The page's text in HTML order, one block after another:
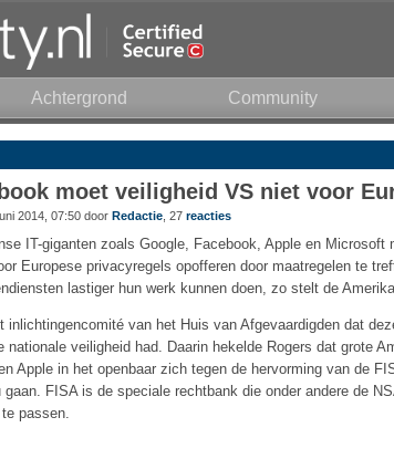
Achtergrond Community
moet veiligheid VS niet voor
2014, 07:50 door Redactie , 27 reacties
IT-giganten zoals Google, Facebook, Apple en Microsoft
Europese privacyregels opofferen door maatregelen te
lastiger hun werk kunnen doen, zo stelt de
inlichtingencomité van het Huis van Afgevaardigden dat
nationale veiligheid had. Daarin hekelde Rogers dat grote
Apple in het openbaar zich tegen de hervorming van de
FISA is de speciale rechtbank die onder andere de
passen.